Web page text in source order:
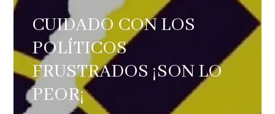
CUIDADO CON LOS
POLÍTICOS
FRUSTRADOS ¡SON LO
PEOR¡